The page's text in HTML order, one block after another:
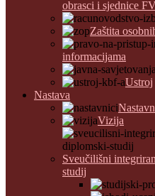
obrasci i sjednice
Zaštita
informacijama
Ustroj
Nastava
Vizija
Sveučilišni
studij